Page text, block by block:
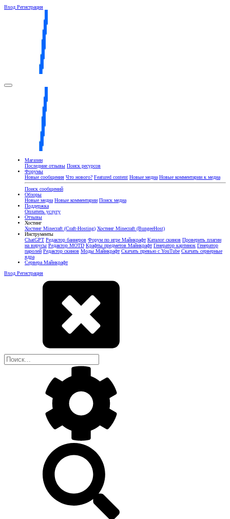
Вход Регистрация
Магазин
Последние отзывы Поиск ресурсов
Форумы
Новые сообщения Что нового? Featured content Новые медиа Новые комментарии к медиа
Поиск сообщений
Обзоры
Новые медиа Новые комментарии Поиск медиа
Поддержка
Оплатить услугу
Отзывы
Хостинг
Хостинг Minecraft (Craft-Hosting) Хостинг Minecraft (BungeeHost)
Инструменты
ChatGPT Редактор баннеров Форум по игре Майнкрафт Каталог скинов Проверить плагин
на вирусы Редактор MOTD Крафты предметов Майнкрафт Генератор картинок Генератор
паролей Редактор скинов Моды Майнкрафт Скачать превью с YouTube Скачать серверные
ядра
Сервера Майнкрафт
Вход Регистрация